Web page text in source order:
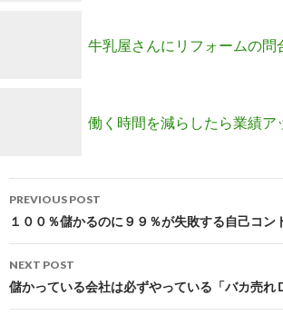
募集開始です！ ！
牛乳屋さんにリフォームの問
ミリーメンバー募集のご案内
働く時間を減らしたら業績ア
Post
navigation
PREVIOUS POST
１００％儲かるのに９９％が失敗する自己コン
NEXT POST
儲かっている会社は必ずやっている「バカ売れ